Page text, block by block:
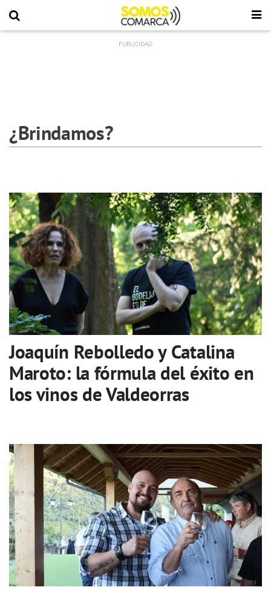
¿Brindamos?
Joaquín Rebolledo y Catalina
Maroto: la fórmula del éxito en
los vinos de Valdeorras